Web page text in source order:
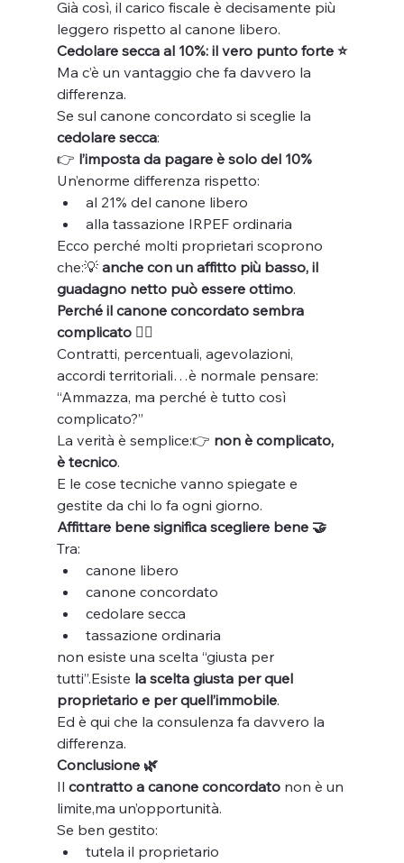
Già così, il carico fiscale è decisamente più
leggero rispetto al canone libero.
Cedolare secca al 10%: il vero punto forte ⭐
Ma c’è un vantaggio che fa davvero la
differenza.
Se sul canone concordato si sceglie la
cedolare secca:
👉 l’imposta da pagare è solo del 10%
Un’enorme differenza rispetto:
al 21% del canone libero
alla tassazione IRPEF ordinaria
Ecco perché molti proprietari scoprono
che:💡 anche con un affitto più basso, il
guadagno netto può essere ottimo.
Perché il canone concordato sembra
complicato 😵‍💫
Contratti, percentuali, agevolazioni,
accordi territoriali…è normale pensare:
“Ammazza, ma perché è tutto così
complicato?”
La verità è semplice:👉 non è complicato,
è tecnico.
E le cose tecniche vanno spiegate e
gestite da chi lo fa ogni giorno.
Affittare bene significa scegliere bene 🤝
Tra:
canone libero
canone concordato
cedolare secca
tassazione ordinaria
non esiste una scelta “giusta per
tutti”.Esiste la scelta giusta per quel
proprietario e per quell’immobile.
Ed è qui che la consulenza fa davvero la
differenza.
Conclusione 🌿
Il contratto a canone concordato non è un
limite,ma un’opportunità.
Se ben gestito:
tutela il proprietario